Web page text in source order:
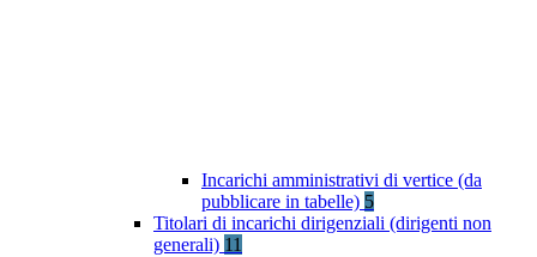
Incarichi amministrativi di vertice (da
pubblicare in tabelle) 5
Titolari di incarichi dirigenziali (dirigenti non
generali) 11